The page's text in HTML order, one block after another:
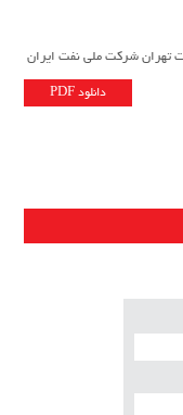
تهران شرکت ملی نفت ایران
دانلود PDF